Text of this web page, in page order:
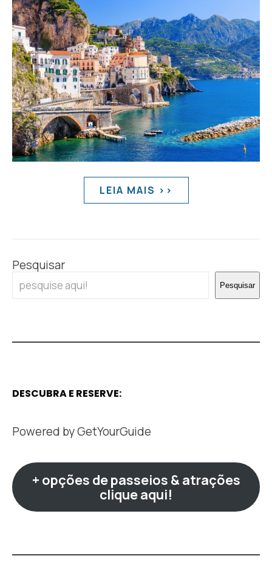
LEIA MAIS >>
Pesquisar
Pesquisar
DESCUBRA E RESERVE:
Powered byGetYourGuide
+ opções de passeios & atrações
clique aqui!